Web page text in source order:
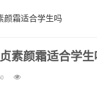
颜霜适合学生吗
素颜霜适合学生